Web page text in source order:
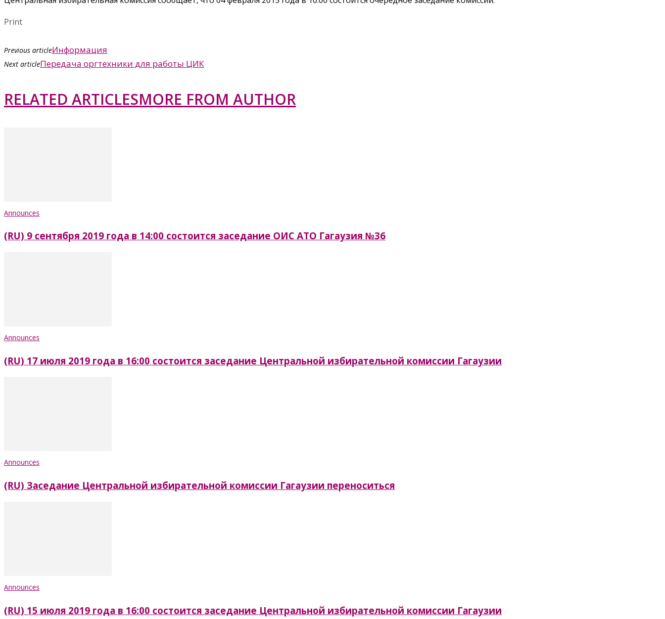
Print
Previous articleИнформация
Next articleПередача оргтехники для работы ЦИК
RELATED ARTICLESMORE FROM AUTHOR
Announces
(RU) 9 сентября 2019 года в 14:00 состоится заседание ОИС АТО Гагаузия №36
Announces
(RU) 17 июля 2019 года в 16:00 состоится заседание Центральной избирательной комиссии Гагаузии
Announces
(RU) Заседание Центральной избирательной комиссии Гагаузии переноситься
Announces
(RU) 15 июля 2019 года в 16:00 состоится заседание Центральной избирательной комиссии Гагаузии